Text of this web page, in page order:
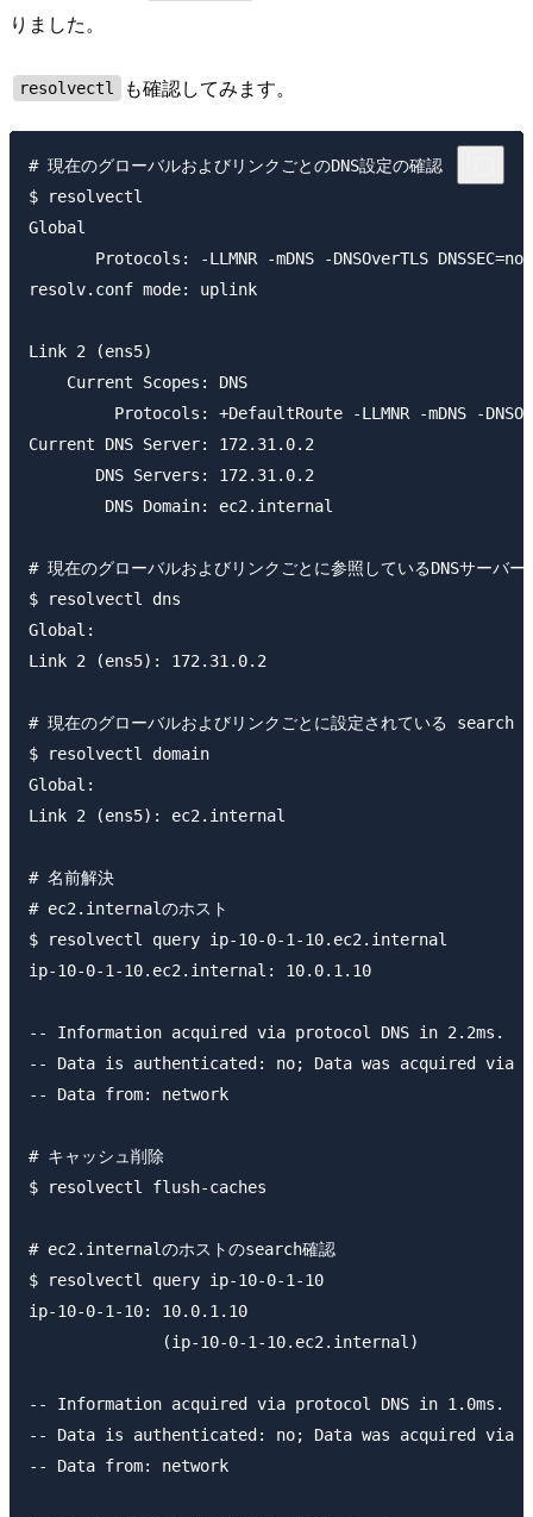
りました。
resolvectl も確認してみます。
# 現在のグローバルおよびリンクごとのDNS設定の確認
$ resolvectl
Global
Protocols: -LLMNR -mDNS -DNSOverTLS
resolv.conf mode: uplink
Link 2 (ens5)
    Current Scopes: DNS
Protocols: +DefaultRoute -LLMNR -mDNS -
Current DNS Server: 172.31.0.2
       DNS Servers: 172.31.0.2
        DNS Domain: ec2.internal
# 現在のグローバルおよびリンクごとに参照しているDNSサーバー
$ resolvectl dns
Global:
Link 2 (ens5): 172.31.0.2
# 現在のグローバルおよびリンクごとに設定されている search
$ resolvectl domain
Global:
Link 2 (ens5): ec2.internal
# 名前解決
# ec2.internalのホスト
$ resolvectl query ip-10-0-1-10.ec2.internal
ip-10-0-1-10.ec2.internal: 10.0.1.10
-- Information acquired via protocol DNS in 2.2ms.
-- Data is authenticated: no; Data was acquired via
-- Data from: network
# キャッシュ削除
$ resolvectl flush-caches
# ec2.internalのホストのsearch確認
$ resolvectl query ip-10-0-1-10
ip-10-0-1-10: 10.0.1.10
              (ip-10-0-1-10.ec2.internal)
-- Information acquired via protocol DNS in 1.0ms.
-- Data is authenticated: no; Data was acquired via
-- Data from: network